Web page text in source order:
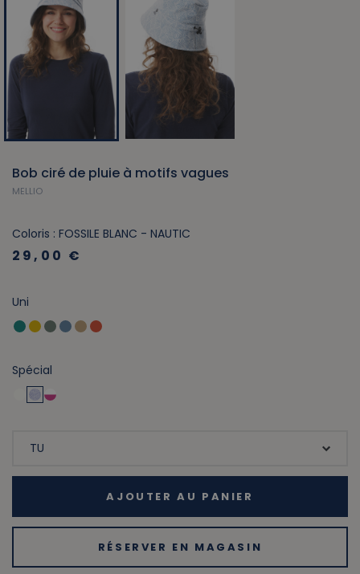
Bob ciré de pluie à motifs vagues
MELLIO
Coloris : FOSSILE BLANC - NAUTIC
29,00 €
Uni
Spécial
AJOUTER AU PANIER
RÉSERVER EN MAGASIN